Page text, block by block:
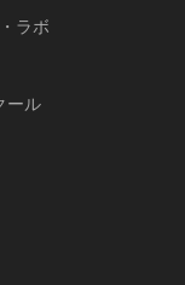
ラボ
ール